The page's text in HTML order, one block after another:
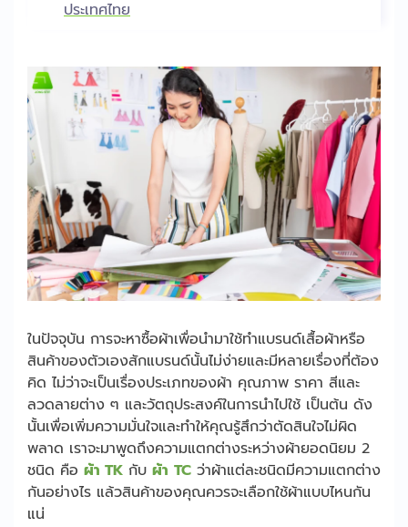
ประเทศไทย
ในปัจจุบัน การจะหาซื้อผ้าเพื่อนำมาใช้ทำแบรนด์เสื้อผ้าหรือ
สินค้าของตัวเองสักแบรนด์นั้นไม่ง่ายและมีหลายเรื่องที่ต้อง
คิด ไม่ว่าจะเป็นเรื่องประเภทของผ้า คุณภาพ ราคา สีและ
ลวดลายต่าง ๆ และวัตถุประสงค์ในการนำไปใช้ เป็นต้น ดัง
นั้นเพื่อเพิ่มความมั่นใจและทำให้คุณรู้สึกว่าตัดสินใจไม่ผิด
พลาด เราจะมาพูดถึงความแตกต่างระหว่างผ้ายอดนิยม 2
ชนิด คือ ผ้า TK กับ ผ้า TC ว่าผ้าแต่ละชนิดมีความแตกต่าง
กันอย่างไร แล้วสินค้าของคุณควรจะเลือกใช้ผ้าแบบไหนกัน
แน่